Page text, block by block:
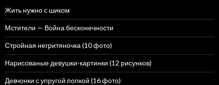
Жить нужно с шиком
Мстители — Война бесконечности
Стройная негритяночка (10 фото)
Нарисованые девушки-картинки (12 рисунков)
Девчонки с упругой попкой (16 фото)